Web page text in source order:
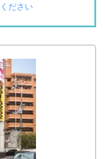
ださい